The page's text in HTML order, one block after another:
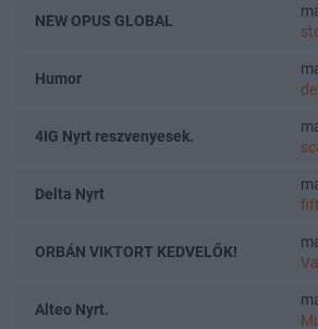
NEW OPUS GLOBAL
Humor
4IG Nyrt reszvenyesek.
Delta Nyrt
ORBÁN VIKTORT KEDVELŐK!
Alteo Nyrt.